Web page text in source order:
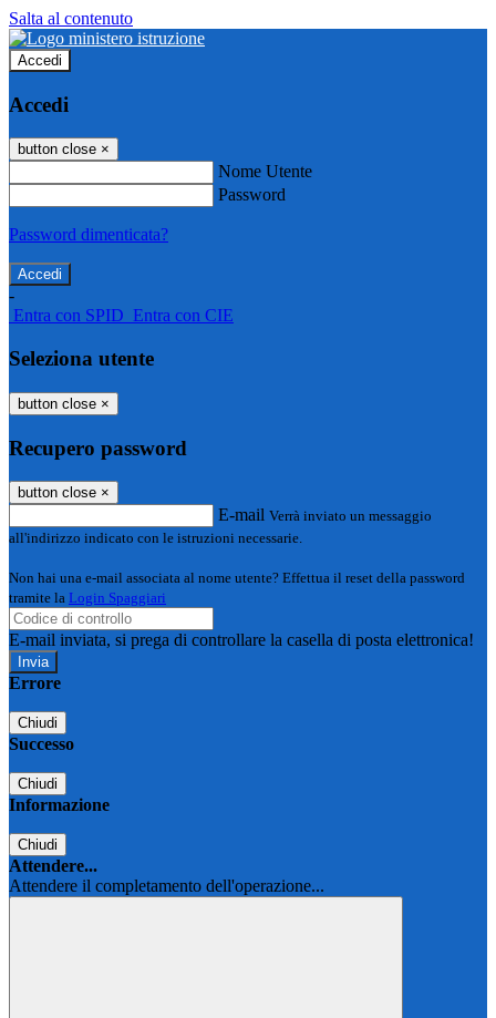
Salta al contenuto
Accedi
Accedi
button close ×
Nome Utente
Password
Password dimenticata?
-
Entra con SPID Entra con CIE
Seleziona utente
button close ×
Recupero password
button close ×
E-mail Verrà inviato un messaggio
all'indirizzo indicato con le istruzioni necessarie.
Non hai una e-mail associata al nome utente? Effettua il reset della password
tramite la Login Spaggiari
E-mail inviata, si prega di controllare la casella di posta elettronica!
Errore
Chiudi
Successo
Chiudi
Informazione
Chiudi
Attendere...
Attendere il completamento dell'operazione...